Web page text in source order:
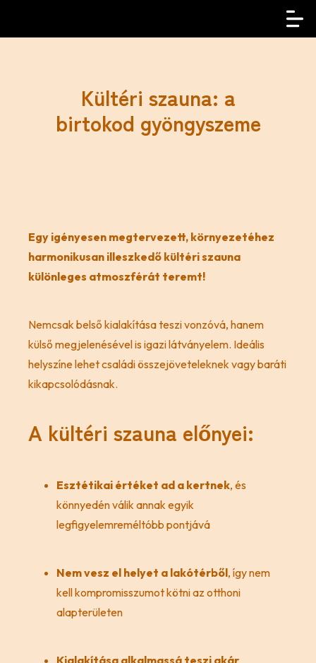
Kültéri szauna: a
birtokod gyöngyszeme
Egy igényesen megtervezett, környezetéhez
harmonikusan illeszkedő kültéri szauna
különleges atmoszférát teremt!
Nemcsak belső kialakítása teszi vonzóvá, hanem
külső megjelenésével is igazi látványelem. Ideális
helyszíne lehet családi összejöveteleknek vagy baráti
kikapcsolódásnak.
A kültéri szauna előnyei:
Esztétikai értéket ad a kertnek, és
könnyedén válik annak egyik
legfigyelemreméltóbb pontjává
Nem vesz el helyet a lakótérből, így nem
kell kompromisszumot kötni az otthoni
alapterületen
Kialakítása alkalmassá teszi akár